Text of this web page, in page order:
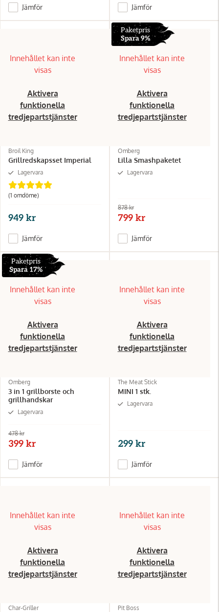
Jämför Jämför
Innehållet kan inte
visas
Aktivera
funktionella
tredjepartstjänster
Broil King
Grillredskapsset Imperial
Lagervara
(1 omdöme)
949 kr
Jämför
Paketpris
Spara 9%
Innehållet kan inte
visas
Aktivera
funktionella
tredjepartstjänster
Omberg
Lilla Smashpaketet
Lagervara
878 kr
799 kr
Jämför
Paketpris
Spara 17%
Innehållet kan inte
visas
Aktivera
funktionella
tredjepartstjänster
Omberg
3 in 1 grillborste och
grillhandskar
Lagervara
478 kr
399 kr
Jämför
Innehållet kan inte
visas
Aktivera
funktionella
tredjepartstjänster
The Meat Stick
MINI 1 stk.
Lagervara
299 kr
Jämför
Innehållet kan inte
visas
Aktivera
funktionella
tredjepartstjänster
Char-Griller
Innehållet kan inte
visas
Aktivera
funktionella
tredjepartstjänster
Pit Boss